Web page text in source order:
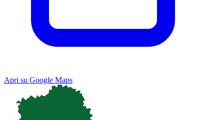
Apri su Google Maps
Map Satellite
Keyboard shortcuts